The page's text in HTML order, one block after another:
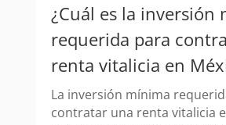
¿Cuál es la inversión
requerida para
renta vitalicia en
La inversión mínima
contratar una renta vitalicia